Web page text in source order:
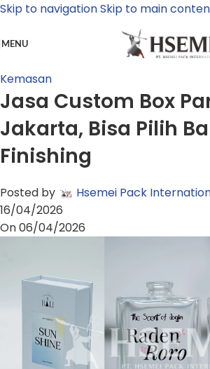
Skip to navigationSkip to main
MENU
Kemasan
Jasa Custom Box
Jakarta, Bisa Pilih
Finishing
Posted by
Hsemei Pack
16/04/2026
On 06/04/2026